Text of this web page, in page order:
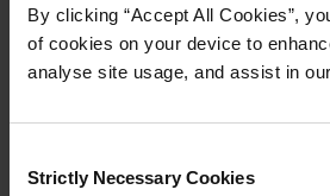
By clicking “Accept All Cookies”,
of cookies on your device to
analyse site usage, and assist in
Selection
Strictly Necessary Cookies